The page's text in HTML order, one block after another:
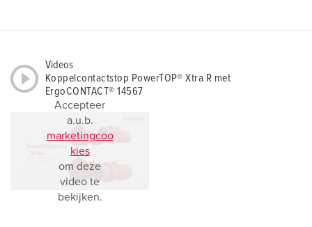
Videos
Koppelcontactstop PowerTOP® Xtra R met
ErgoCONTACT® 14567
Accepteer
a.u.b.
marketingcoo
kies
om deze
video te
bekijken.